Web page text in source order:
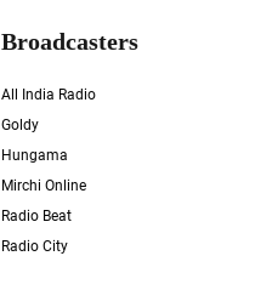
Broadcasters
All India Radio
Goldy
Hungama
Mirchi Online
Radio Beat
Radio City